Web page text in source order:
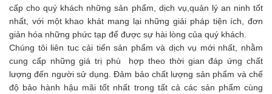
cấp cho quý khách những sản phẩm, dịch vụ,quản lý an ninh tốt
nhất, với một khao khát mang lại những giải pháp tiện ích, đơn
giản hóa những phức tạp để được sự hài lòng của quý khách.
Chúng tôi liên tuc cải tiến sản phẩm và dịch vụ mới nhất, nhằm
cung cấp những giá trị phù hợp theo thời gian đáp ứng chất
lượng đến người sử dụng. Đảm bảo chất lượng sản phẩm và chế
độ bảo hành hậu mãi tốt nhất trong tất cả các sản phẩm cùng